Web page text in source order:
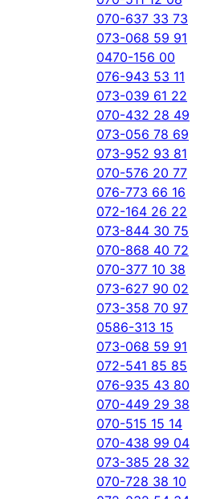
070-637 33 73
073-068 59 91
0470-156 00
076-943 53 11
073-039 61 22
070-432 28 49
073-056 78 69
073-952 93 81
070-576 20 77
076-773 66 16
072-164 26 22
073-844 30 75
070-868 40 72
070-377 10 38
073-627 90 02
073-358 70 97
0586-313 15
073-068 59 91
072-541 85 85
076-935 43 80
070-449 29 38
070-515 15 14
070-438 99 04
073-385 28 32
070-728 38 10